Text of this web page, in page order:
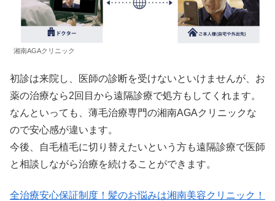
湘南AGAクリニック
初診は来院し、医師の診断を受けないといけませんが、お
薬の治療なら2回目から遠隔診療で処方もしてくれます。
なんといっても、薄毛治療専門の湘南AGAクリニックな
ので安心感が違います。
今後、自毛植毛に切り替えたいという方も遠隔診療で医師
と相談しながら治療を続けることができます。
全治療安心保証制度！髪のお悩みは湘南美容クリニック！